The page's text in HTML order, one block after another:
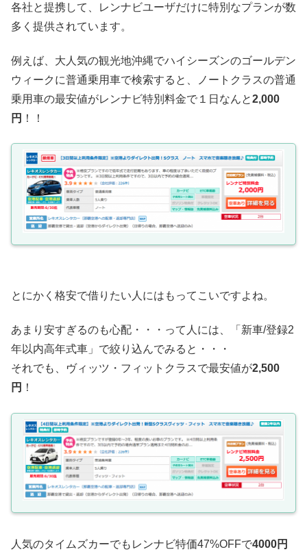
各社と提携して、レンナビユーザだけに特別なプランが数
多く提供されています。
例えば、大人気の観光地沖縄でハイシーズンのゴールデン
ウィークに普通乗用車で検索すると、ノートクラスの普通
乗用車の最安値がレンナビ特別料金で１日なんと2,000
円 ！！
とにかく格安で借りたい人にはもってこいですよね。
あまり安すぎるのも心配・・・って人には、「新車/登録2
年以内高年式車」で絞り込んでみると・・・
それでも、ヴィッツ・フィットクラスで最安値が2,500
円 ！
人気のタイムズカーでもレンナビ特価47%OFFで4000円